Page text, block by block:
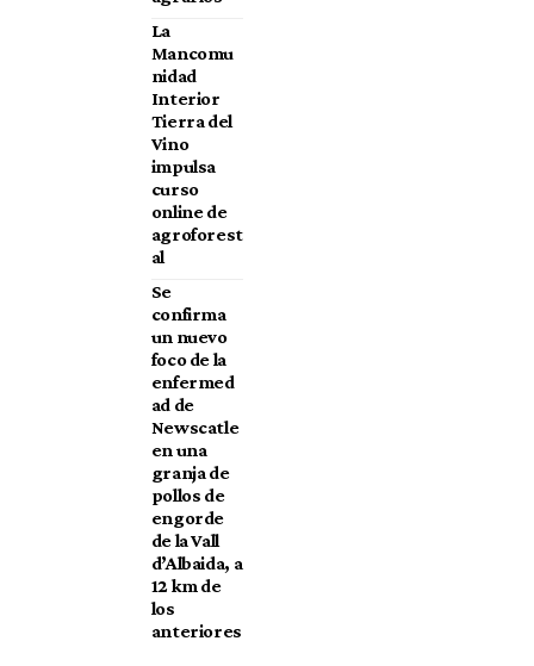
La
Mancomu
nidad
Interior
Tierra del
Vino
impulsa
curso
online de
agroforest
al
Se
confirma
un nuevo
foco de la
enfermed
ad de
Newscatle
en una
granja de
pollos de
engorde
de la Vall
d’Albaida, a
12 km de
los
anteriores